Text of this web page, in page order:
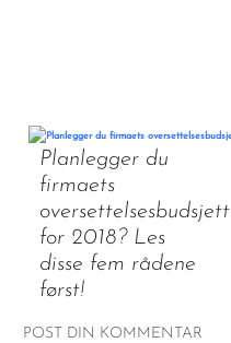
Planlegger du
firmaets
oversettelsesbudsjett
for 2018? Les
disse fem rådene
først!
POST DIN KOMMENTAR